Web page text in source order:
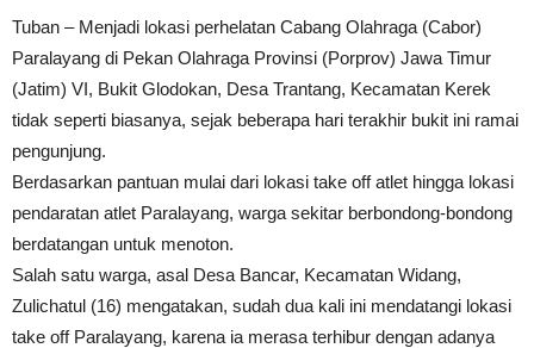
Tuban – Menjadi lokasi perhelatan Cabang Olahraga (Cabor)
Paralayang di Pekan Olahraga Provinsi (Porprov) Jawa Timur
(Jatim) VI, Bukit Glodokan, Desa Trantang, Kecamatan Kerek
tidak seperti biasanya, sejak beberapa hari terakhir bukit ini ramai
pengunjung.
Berdasarkan pantuan mulai dari lokasi take off atlet hingga lokasi
pendaratan atlet Paralayang, warga sekitar berbondong-bondong
berdatangan untuk menoton.
Salah satu warga, asal Desa Bancar, Kecamatan Widang,
Zulichatul (16) mengatakan, sudah dua kali ini mendatangi lokasi
take off Paralayang, karena ia merasa terhibur dengan adanya